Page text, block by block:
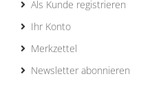
Als Kunde registrieren
Ihr Konto
Merkzettel
Newsletter abonnieren